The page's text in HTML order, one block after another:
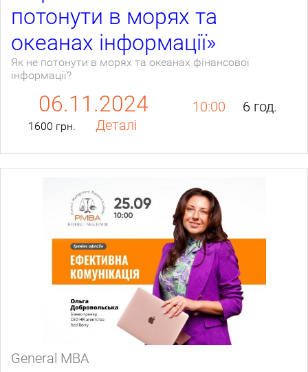
потонути в морях та
океанах інформації»
Як не потонути в морях та океанах фінансової
інформації?
06.11.2024 10:00 6 год.
1600 грн. Деталі
General МВА